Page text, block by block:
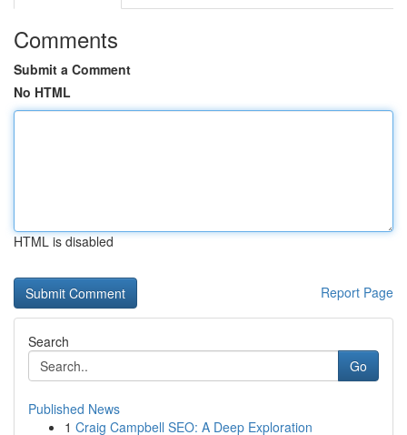
Comments
Submit a Comment
No HTML
HTML is disabled
Report Page
Search
Go
Published News
1 Craig Campbell SEO: A Deep Exploration